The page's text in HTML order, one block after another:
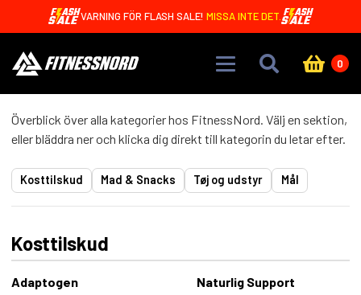
Skip to main contentVARNING FÖR FLASH SALE! MISSA INTE DET.
0
Överblick över alla kategorier hos FitnessNord. Välj en sektion,
eller bläddra ner och klicka dig direkt till kategorin du letar efter.
Kosttilskud Mad & Snacks Tøj og udstyr Mål
Kosttilskud
Adaptogen Naturlig Support